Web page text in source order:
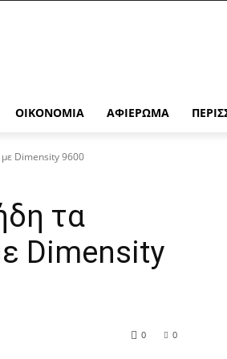
ΟΙΚΟΝΟΜΊΑ ΑΦΙΈΡΩΜΑ
με Dimensity 9600
τα
Dimensity
0
0